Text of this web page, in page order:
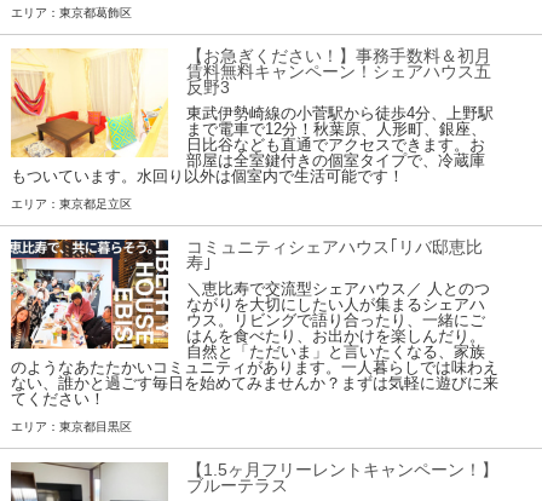
エリア：東京都葛飾区
【お急ぎください！】事務手数料＆初月
賃料無料キャンペーン！シェアハウス五
反野3
東武伊勢崎線の小菅駅から徒歩4分、上野駅
まで電車で12分！秋葉原、人形町、銀座、
日比谷なども直通でアクセスできます。お
部屋は全室鍵付きの個室タイプで、冷蔵庫
もついています。水回り以外は個室内で生活可能です！
エリア：東京都足立区
コミュニティシェアハウス｢リバ邸恵比
寿｣
＼恵比寿で交流型シェアハウス／ 人とのつ
ながりを大切にしたい人が集まるシェアハ
ウス。リビングで語り合ったり、一緒にご
はんを食べたり、お出かけを楽しんだり。
自然と「ただいま」と言いたくなる、家族
のようなあたたかいコミュニティがあります。一人暮らしでは味わえ
ない、誰かと過ごす毎日を始めてみませんか？まずは気軽に遊びに来
てください！
エリア：東京都目黒区
【1.5ヶ月フリーレントキャンペーン！】
ブルーテラス